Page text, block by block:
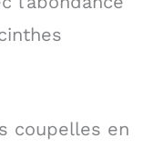
coupelles en